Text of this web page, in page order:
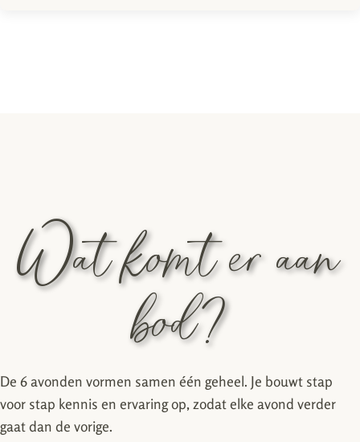
Wat komt er aan
bod?
De 6 avonden vormen samen één geheel. Je bouwt stap
voor stap kennis en ervaring op, zodat elke avond verder
gaat dan de vorige.